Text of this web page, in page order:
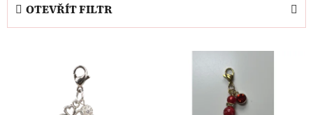
n
í
OTEVŘÍT FILTR